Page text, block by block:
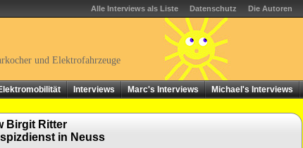
Alle Interviews als Liste Datenschutz Die Autoren
und Elektrofahrzeuge
Interviews Marc's Interviews Michael's Interviews
Birgit Ritter
in Neuss